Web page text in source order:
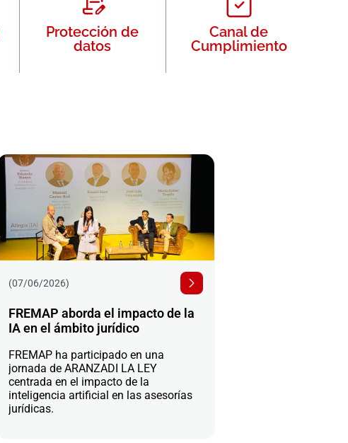
Protección de
datos
Canal de
Cumplimiento
(07/06/2026)
FREMAP aborda el impacto de la
IA en el ámbito jurídico
FREMAP ha participado en una
jornada de ARANZADI LA LEY
centrada en el impacto de la
inteligencia artificial en las asesorías
jurídicas.